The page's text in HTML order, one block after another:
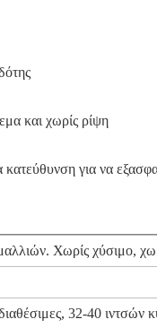
και χωρίς ρίψη
για να
Χωρίς χύσιμο,
32-40